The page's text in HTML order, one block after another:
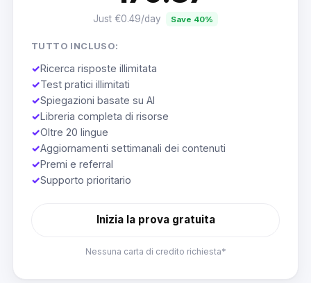
Just €0.49/day Save 40%
TUTTO INCLUSO:
✓Ricerca risposte illimitata
✓Test pratici illimitati
✓Spiegazioni basate su AI
✓Libreria completa di risorse
✓Oltre 20 lingue
✓Aggiornamenti settimanali dei contenuti
✓Premi e referral
✓Supporto prioritario
Inizia la prova gratuita
Nessuna carta di credito richiesta*